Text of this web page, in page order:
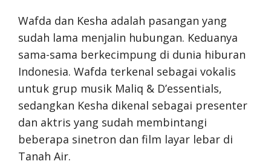
Wafda dan Kesha adalah pasangan yang
sudah lama menjalin hubungan. Keduanya
sama-sama berkecimpung di dunia hiburan
Indonesia. Wafda terkenal sebagai vokalis
untuk grup musik Maliq & D’essentials,
sedangkan Kesha dikenal sebagai presenter
dan aktris yang sudah membintangi
beberapa sinetron dan film layar lebar di
Tanah Air.